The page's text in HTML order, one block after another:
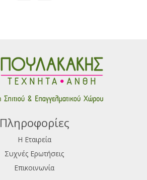
Πληροφορίες
Η Εταιρεία
Συχνές Ερωτήσεις
Επικοινωνία